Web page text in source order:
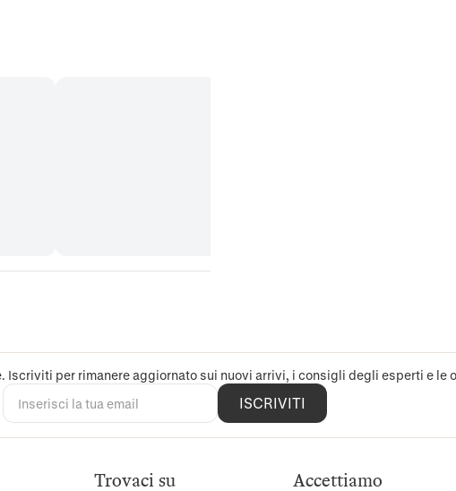
Iscriviti per rimanere aggiornato sui nuovi arrivi, i consigli degli esperti e le
ISCRIVITI
Trovaci su Accettiamo